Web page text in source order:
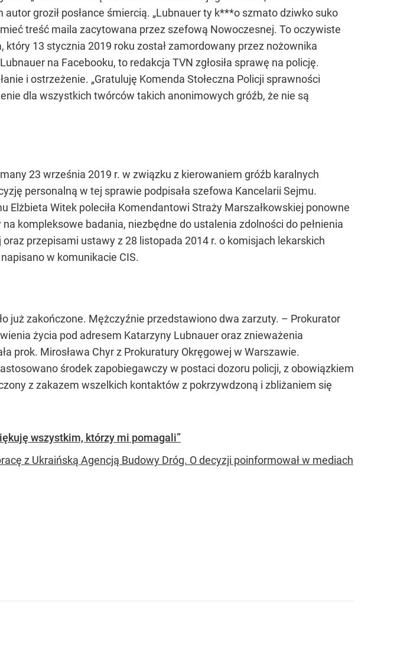
groził posłance śmiercią. „Lubnauer ty k***o szmato dziwko suko
treść maila zacytowana przez szefową Nowoczesnej. To oczywiste
13 stycznia 2019 roku został zamordowany przez nożownika
na Facebooku, to redakcja TVN zgłosiła sprawę na policję.
i ostrzeżenie. „Gratuluję Komenda Stołeczna Policji sprawności
dla wszystkich twórców takich anonimowych gróźb, że nie są
23 września 2019 r. w związku z kierowaniem gróźb karalnych
personalną w tej sprawie podpisała szefowa Kancelarii Sejmu.
Elżbieta Witek poleciła Komendantowi Straży Marszałkowskiej ponowne
kompleksowe badania, niezbędne do ustalenia zdolności do pełnienia
przepisami ustawy z 28 listopada 2014 r. o komisjach lekarskich
w komunikacie CIS.
już zakończone. Mężczyźnie przedstawiono dwa zarzuty. – Prokurator
życia pod adresem Katarzyny Lubnauer oraz znieważenia
prok. Mirosława Chyr z Prokuratury Okręgowej w Warszawie.
środek zapobiegawczy w postaci dozoru policji, z obowiązkiem
z zakazem wszelkich kontaktów z pokrzywdzoną i zbliżaniem się
wszystkim, którzy mi pomagali”
z Ukraińską Agencją Budowy Dróg. O decyzji poinformował w mediach